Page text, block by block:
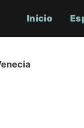
Inicio